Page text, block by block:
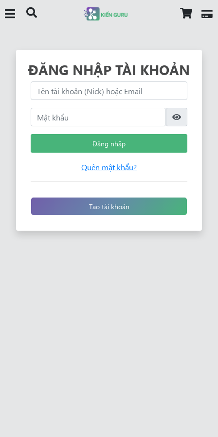
ĐĂNG NHẬP TÀI KHOẢN
Đăng nhập
Quên mật khẩu?
Tạo tài khoản